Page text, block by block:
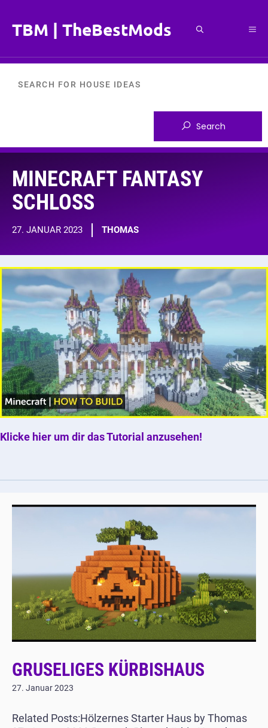
springen
TBM | TheBestMods
MINECRAFT FANTASY
SCHLOSS
27. JANUAR 2023 THOMAS
Klicke hier um dir das Tutorial anzusehen!
GRUSELIGES KÜRBISHAUS
27. Januar 2023
Related Posts:Hölzernes Starter Haus by Thomas